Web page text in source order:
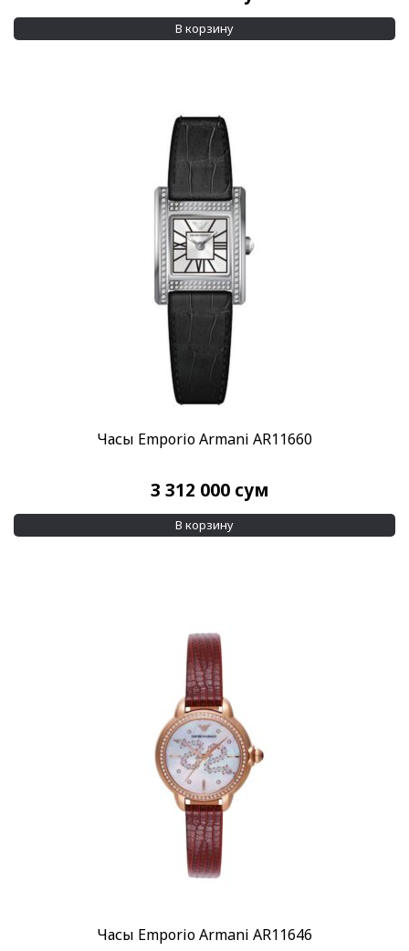
В корзину
Часы Emporio Armani AR11660
3 312 000 сум
В корзину
Часы Emporio Armani AR11646